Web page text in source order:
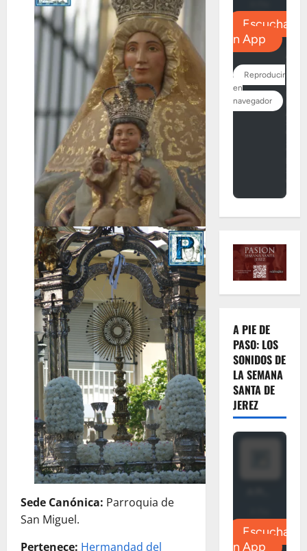
Sede Canónica: Parroquia de
San Miguel.
Pertenece: Hermandad del
A PIE DE
PASO: LOS
SONIDOS DE
LA SEMANA
SANTA DE
JEREZ